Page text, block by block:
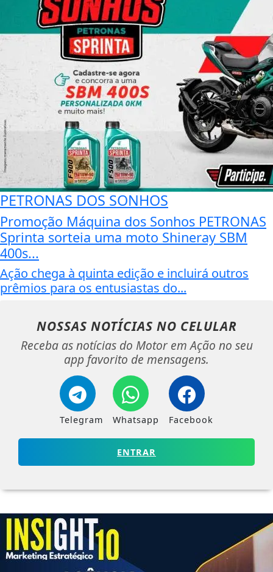
PETRONAS DOS SONHOS
Promoção Máquina dos Sonhos PETRONAS
Sprinta sorteia uma moto Shineray SBM
400s...
Ação chega à quinta edição e incluirá outros
prêmios para os entusiastas do...
NOSSAS NOTÍCIAS NO CELULAR
Receba as notícias do Motor em Ação no seu
app favorito de mensagens.
Telegram Whatsapp Facebook
ENTRAR